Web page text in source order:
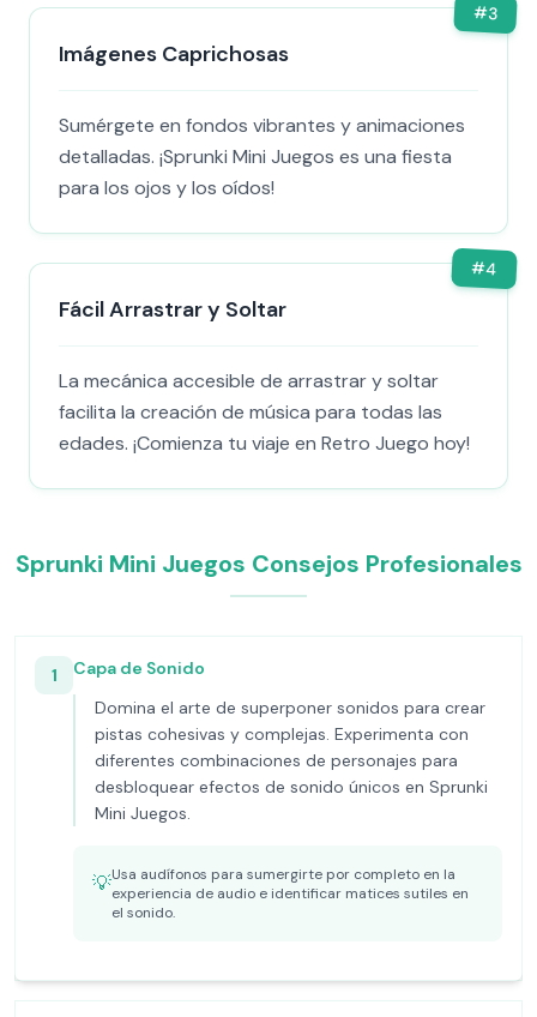
#3
Imágenes Caprichosas
Sumérgete en fondos vibrantes y animaciones
detalladas. ¡Sprunki Mini Juegos es una fiesta
para los ojos y los oídos!
#4
Fácil Arrastrar y Soltar
La mecánica accesible de arrastrar y soltar
facilita la creación de música para todas las
edades. ¡Comienza tu viaje en Retro Juego hoy!
Sprunki Mini Juegos Consejos Profesionales
1
Capa de Sonido
Domina el arte de superponer sonidos para crear
pistas cohesivas y complejas. Experimenta con
diferentes combinaciones de personajes para
desbloquear efectos de sonido únicos en Sprunki
Mini Juegos.
💡Usa audífonos para sumergirte por completo en la
experiencia de audio e identificar matices sutiles en
el sonido.